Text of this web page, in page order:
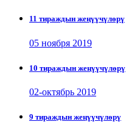
11 тираждын жеңүүчүлөрү
05 ноября 2019
10 тираждын жеңүүчүлөрү
02-октябрь 2019
9 тираждын жеңүүчүлөрү